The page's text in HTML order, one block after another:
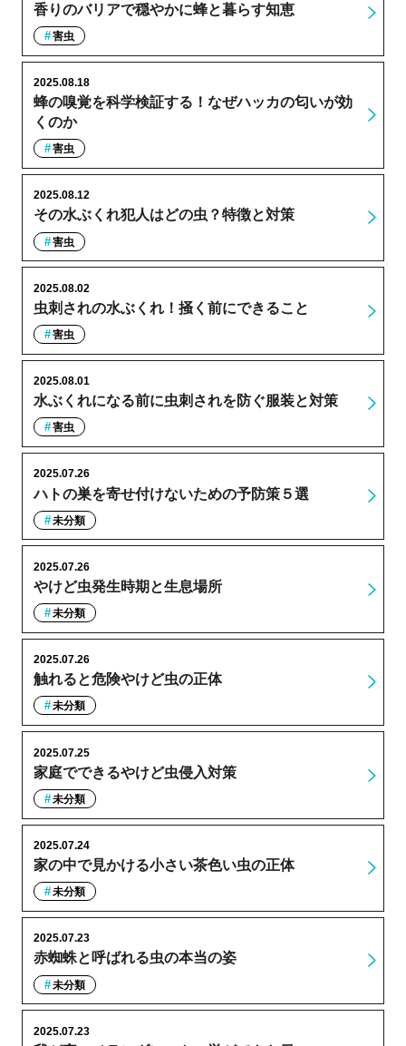
香りのバリアで穏やかに蜂と暮らす知恵
害虫
蜂の嗅覚を科学検証する！なぜハッカの匂いが効
くのか
2025.08.18
害虫
その水ぶくれ犯人はどの虫？特徴と対策
2025.08.12
害虫
虫刺されの水ぶくれ！掻く前にできること
2025.08.02
害虫
水ぶくれになる前に虫刺されを防ぐ服装と対策
2025.08.01
害虫
ハトの巣を寄せ付けないための予防策５選
2025.07.26
未分類
やけど虫発生時期と生息場所
2025.07.26
未分類
触れると危険やけど虫の正体
2025.07.26
未分類
家庭でできるやけど虫侵入対策
2025.07.25
未分類
家の中で見かける小さい茶色い虫の正体
2025.07.24
未分類
赤蜘蛛と呼ばれる虫の本当の姿
2025.07.23
未分類
2025.07.23